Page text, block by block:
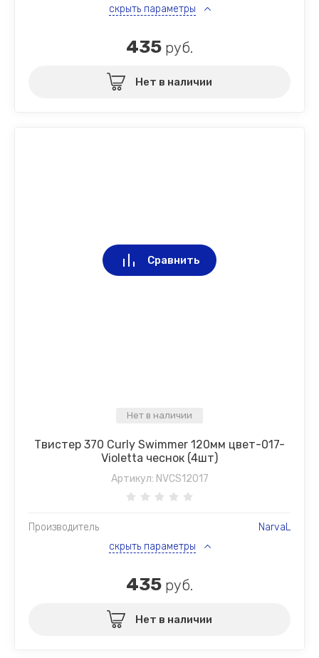
скрыть параметры
435 руб.
Нет в наличии
Нет в наличии
Твистер 370 Curly Swimmer 120мм цвет-017-
Violetta чеснок (4шт)
Артикул: NVCS12017
Производитель
NarvaL
скрыть параметры
Сравнить
435 руб.
Нет в наличии